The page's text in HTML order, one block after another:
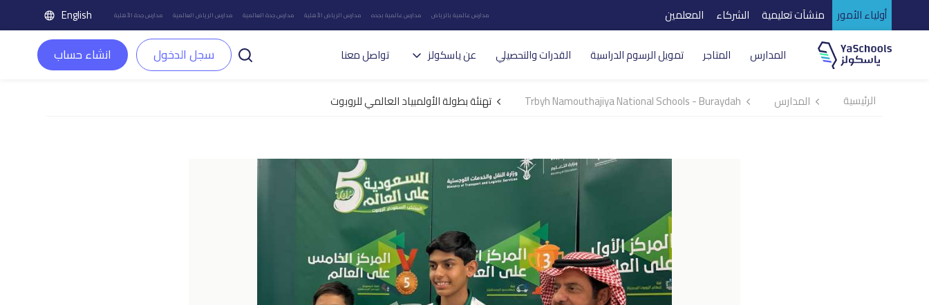
أولياء الأمور منشآت تعليمية الشركاء المعلمين مدارس عالمية بالرياض مدارس عالمية بجده مدارس الرياض الأهلية مدارس جدة العالمية مدارس الرياض العالمية مدارس جدة الأهلية English
المدارس المتاجر تمويل الرسوم الدراسية القدرات والتحصيلي عن ياسكولز تواصل معنا سجل الدخول انشاء حساب
الرئيسية المدارس Trbyh Namouthajiya National Schools - Buraydah تهنئة بطولة الأولمبياد العالمي للروبوت